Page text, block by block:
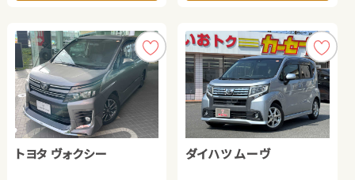
トヨタ ヴォクシー ダイハツ ムーヴ
日産 エクストレイル
114.9（税込）
万円
ダイハツ ムーヴ
74.7（税込）
万円